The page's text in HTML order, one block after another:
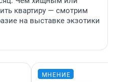
квартиру — смотрим
на выставке экзотики
МНЕНИЕ